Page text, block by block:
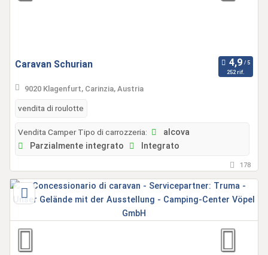
Caravan Schurian
252 rif.
9020 Klagenfurt, Carinzia, Austria
vendita di roulotte
Vendita Camper Tipo di carrozzeria:
alcova
Parzialmente integrato
Integrato
178